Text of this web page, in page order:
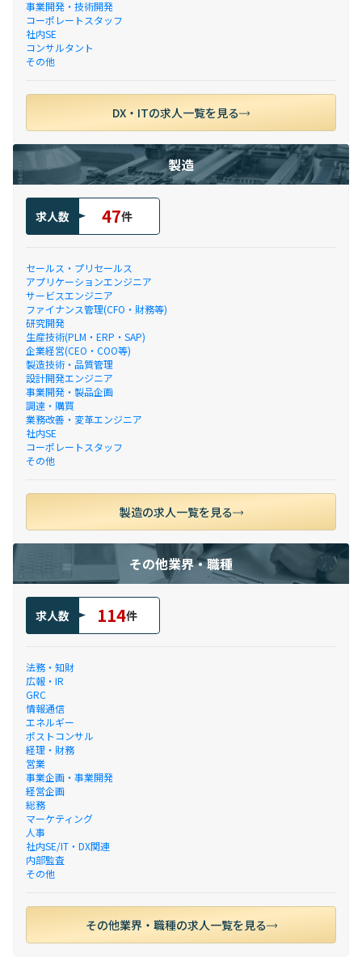
事業開発・技術開発
コーポレートスタッフ
社内SE
コンサルタント
その他
DX・ITの求人一覧を見る
製造
求人数 47件
セールス・プリセールス
アプリケーションエンジニア
サービスエンジニア
ファイナンス管理(CFO・財務等)
研究開発
生産技術(PLM・ERP・SAP)
企業経営(CEO・COO等)
製造技術・品質管理
設計開発エンジニア
事業開発・製品企画
調達・購買
業務改善・変革エンジニア
社内SE
コーポレートスタッフ
その他
製造の求人一覧を見る
その他業界・職種
求人数 114件
法務・知財
広報・IR
GRC
情報通信
エネルギー
ポストコンサル
経理・財務
営業
事業企画・事業開発
経営企画
総務
マーケティング
人事
社内SE/IT・DX関連
内部監査
その他
その他業界・職種の求人一覧を見る